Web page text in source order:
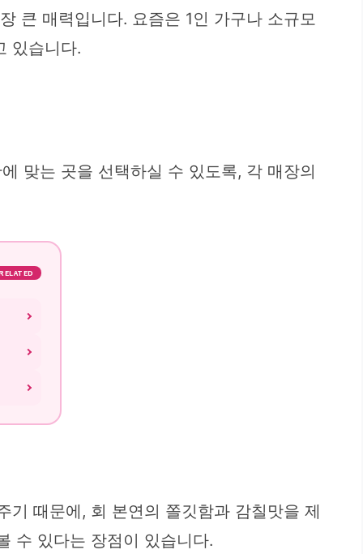
큰 매력입니다. 요즘은 1인 가구나 소규모
있습니다.
맞는 곳을 선택하실 수 있도록, 각 매장의
때문에, 회 본연의 쫄깃함과 감칠맛을 제
수 있다는 장점이 있습니다.